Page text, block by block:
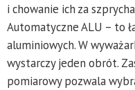
i chowanie ich za
Automatyczne ALU – to
aluminiowych. W
wystarczy jeden obrót.
pomiarowy pozwala